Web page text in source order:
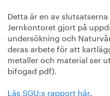
Om oss
Detta är en av
Jernkontoret gjort på
undersökning och
deras arbete för att
metaller och material ser
bifogad pdf).
Läs SGU:s rapport här.